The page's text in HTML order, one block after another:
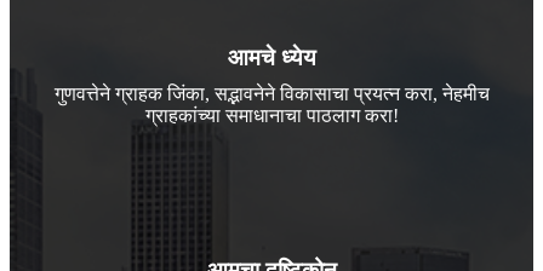
आमचे ध्येय
गुणवत्तेने ग्राहक जिंका, सद्भावनेने विकासाचा प्रयत्न करा, नेहमीच
ग्राहकांच्या समाधानाचा पाठलाग करा!